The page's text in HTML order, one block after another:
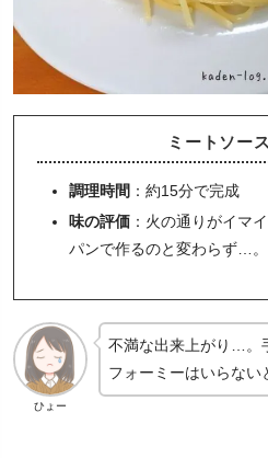
ミートソー
調理時間 ：約15分で完成
味の評価：火の通りがイマ
パンで作るのと変わらず…。
ひょー
不満な出来上がり…。
フォーミーはいらない